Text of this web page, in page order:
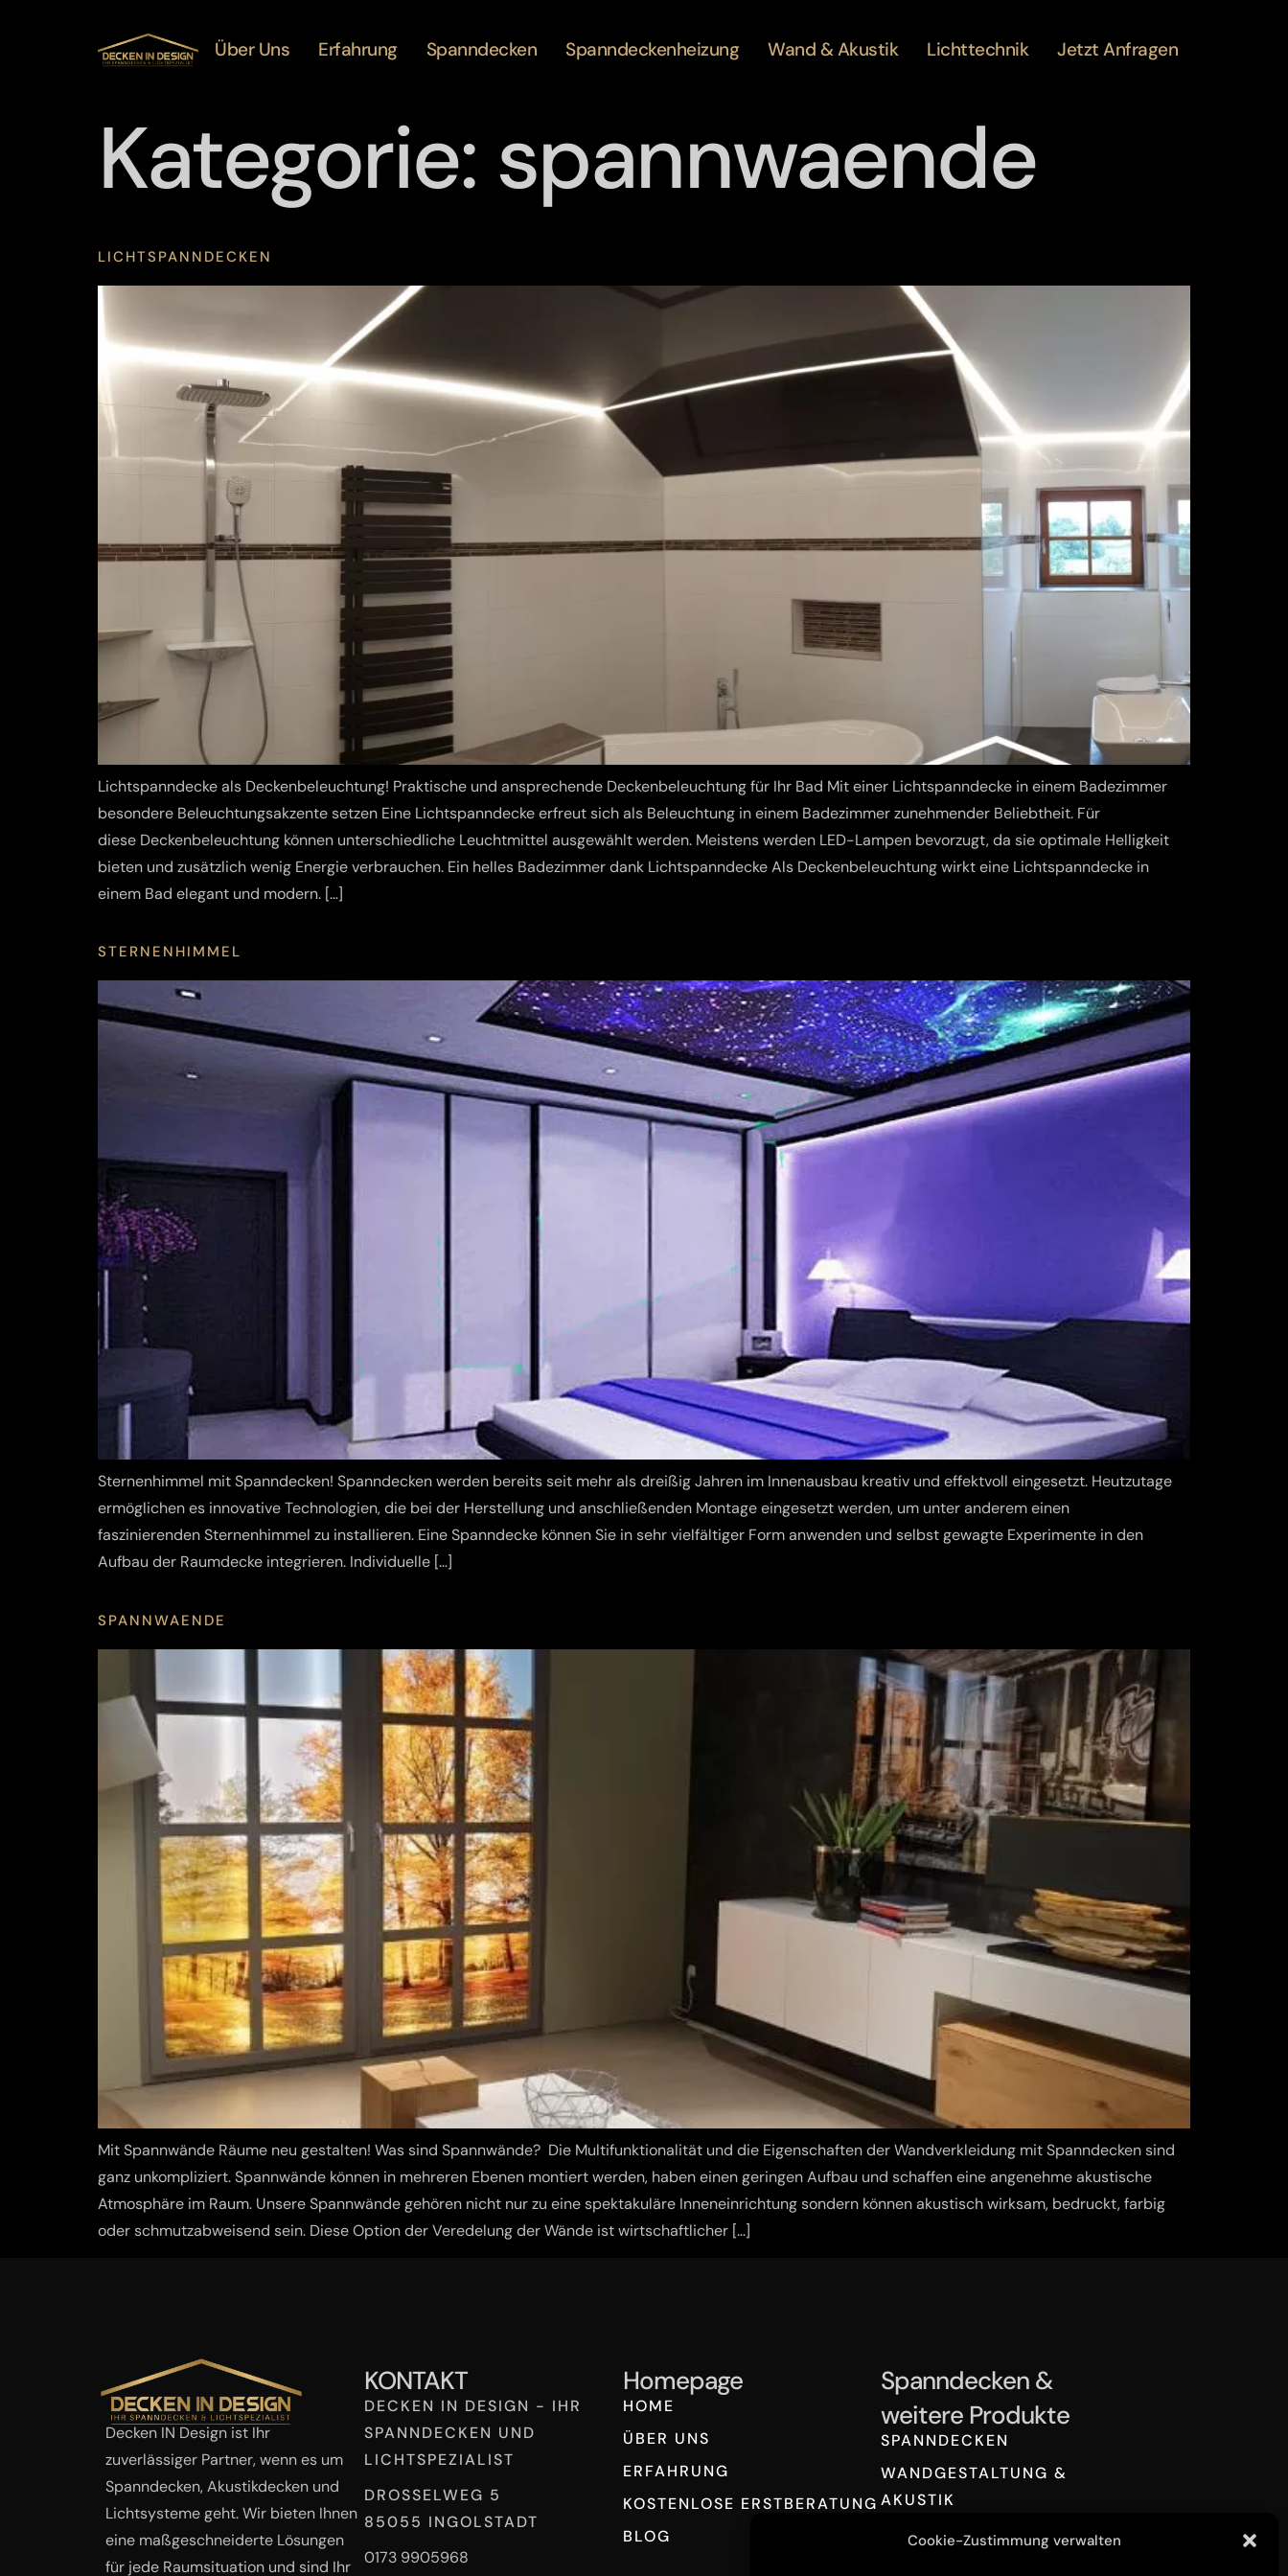
Cookie-Zustimmung verwalten
Über Uns Erfahrung Spanndecken Spanndeckenheizung Wand & Akustik Lichttechnik Jetzt Anfragen
Kategorie: spannwaende
LICHTSPANNDECKEN
Lichtspanndecke als Deckenbeleuchtung! Praktische und ansprechende Deckenbeleuchtung für Ihr Bad Mit einer Lichtspanndecke in einem Badezimmer
besondere Beleuchtungsakzente setzen Eine Lichtspanndecke erfreut sich als Beleuchtung in einem Badezimmer zunehmender Beliebtheit. Für
diese Deckenbeleuchtung können unterschiedliche Leuchtmittel ausgewählt werden. Meistens werden LED-Lampen bevorzugt, da sie optimale Helligkeit
bieten und zusätzlich wenig Energie verbrauchen. Ein helles Badezimmer dank Lichtspanndecke Als Deckenbeleuchtung wirkt eine Lichtspanndecke in
einem Bad elegant und modern. […]
STERNENHIMMEL
Sternenhimmel mit Spanndecken! Spanndecken werden bereits seit mehr als dreißig Jahren im Innenausbau kreativ und effektvoll eingesetzt. Heutzutage
ermöglichen es innovative Technologien, die bei der Herstellung und anschließenden Montage eingesetzt werden, um unter anderem einen
faszinierenden Sternenhimmel zu installieren. Eine Spanndecke können Sie in sehr vielfältiger Form anwenden und selbst gewagte Experimente in den
Aufbau der Raumdecke integrieren. Individuelle […]
SPANNWAENDE
Mit Spannwände Räume neu gestalten! Was sind Spannwände? Die Multifunktionalität und die Eigenschaften der Wandverkleidung mit Spanndecken sind
ganz unkompliziert. Spannwände können in mehreren Ebenen montiert werden, haben einen geringen Aufbau und schaffen eine angenehme akustische
Atmosphäre im Raum. Unsere Spannwände gehören nicht nur zu eine spektakuläre Inneneinrichtung sondern können akustisch wirksam, bedruckt, farbig
oder schmutzabweisend sein. Diese Option der Veredelung der Wände ist wirtschaftlicher […]
Decken IN Design ist Ihr
zuverlässiger Partner, wenn es um
Spanndecken, Akustikdecken und
Lichtsysteme geht. Wir bieten Ihnen
eine maßgeschneiderte Lösungen
für jede Raumsituation und sind Ihr
KONTAKT
DECKEN IN DESIGN - IHR
SPANNDECKEN UND
LICHTSPEZIALIST
DROSSELWEG 5
85055 INGOLSTADT
0173 9905968
Homepage
HOME
ÜBER UNS
ERFAHRUNG
KOSTENLOSE ERSTBERATUNG
BLOG
Spanndecken &
weitere Produkte
SPANNDECKEN
WANDGESTALTUNG &
AKUSTIK
LICHTTECHNIK &